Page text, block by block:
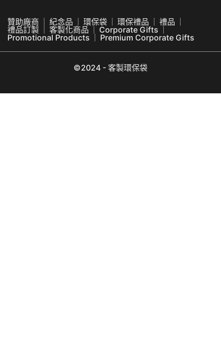
贊助廠商 紀念品 環保袋 環保禮品
禮品
禮品訂製
客製化商品
Corporate Gifts
Promotional Products
Premium Corporate Gifts
©2024 - 客製環保袋